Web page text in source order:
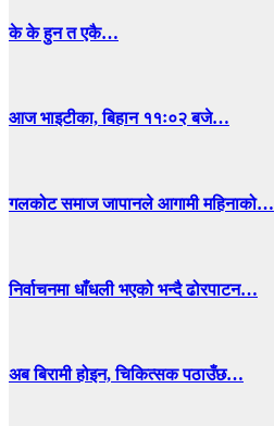
के के हुन त एकै…
आज भाइटीका, बिहान ११ः०२ बजे…
गलकोट समाज जापानले आगामी महिनाको…
निर्वाचनमा धाँधली भएको भन्दै ढोरपाटन…
अब बिरामी होइन, चिकित्सक पठाउँछ…